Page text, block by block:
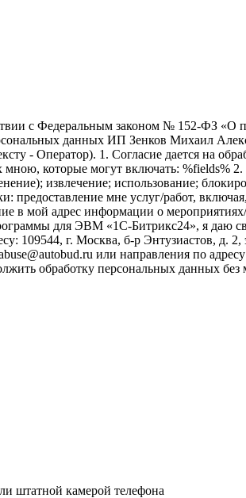
с Федеральным законом № 152-ФЗ «О
данных ИП Зенков Михаил
- Оператор). 1. Согласие дается на
которые могут включать: %fields%
извлечение; использование;
предоставление мне услуг/работ,
в мой адрес информации о
для ЭВМ «1С-Битрикс24», я даю
109544, г. Москва, б-р Энтузиастов, д.
или направления по
обработку персональных данных
штатной камерой телефона